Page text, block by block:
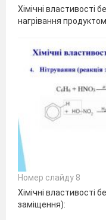
Хімічні властивості
нагрівання
Номер слайду 8
Хімічні властивості
заміщення):